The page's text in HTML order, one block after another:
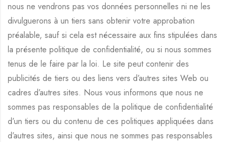
nous ne vendrons pas vos données personnelles ni ne les
divulguerons à un tiers sans obtenir votre approbation
préalable, sauf si cela est nécessaire aux fins stipulées dans
la présente politique de confidentialité, ou si nous sommes
tenus de le faire par la loi. Le site peut contenir des
publicités de tiers ou des liens vers d’autres sites Web ou
cadres d’autres sites. Nous vous informons que nous ne
sommes pas responsables de la politique de confidentialité
d’un tiers ou du contenu de ces politiques appliquées dans
d’autres sites, ainsi que nous ne sommes pas responsables